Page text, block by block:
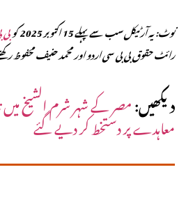
نوٹ: یہ آرٹیکل سب سے پہلے 15 اکتوبر 2025 کو
رائٹ حقوق بی بی سی اردو اور محمد حنیف محفوظ
دیکھیں:مصر کے شہر شرم الشیخ
معاہدے پر دستخط کر دیے گئے